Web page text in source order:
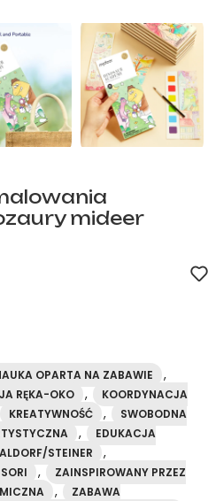
mideer
OPARTA NA ZABAWIE ,
RĘKA-OKO ,
KOORDYNACJA
KREATYWNOŚĆ ,
SWOBODNA
,
EDUKACJA
STEINER ,
,
ZAINSPIROWANY PRZEZ
,
ZABAWA